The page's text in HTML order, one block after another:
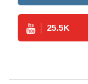
25.5K